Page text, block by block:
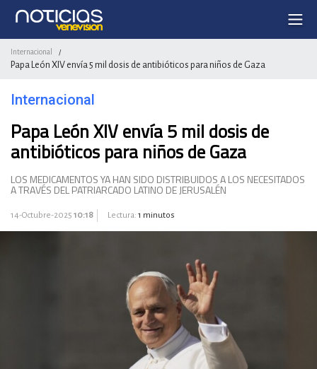
Internacional /
Papa León XIV envía 5 mil dosis de antibióticos para niños de Gaza
Internacional
Papa León XIV envía 5 mil dosis de
antibióticos para niños de Gaza
LOS MEDICAMENTOS YA HAN SIDO DISTRIBUIDOS A LOS NECESITADOS
A TRAVÉS DEL PATRIARCADO LATINO DE JERUSALÉN
14-Octubre-2025 10:18 Lectura: 1 minutos